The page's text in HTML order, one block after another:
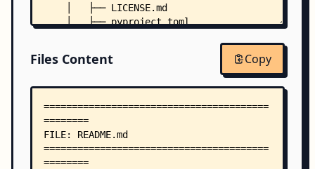
    │   ├── LICENSE.md
    │   ├── pyproject.toml
    │   ├── .pre-commit-config.yaml
    │   ├── configs/
    │   │   ├── __init__.py
    │   │   ├── default_notebooks.yaml
    │   │   ├── default_sa_eval.yaml
    │   │   ├── default_sa_train_rlft.yaml
    │   │   ├── default_sa_train_sft.yaml
Files Content Copy